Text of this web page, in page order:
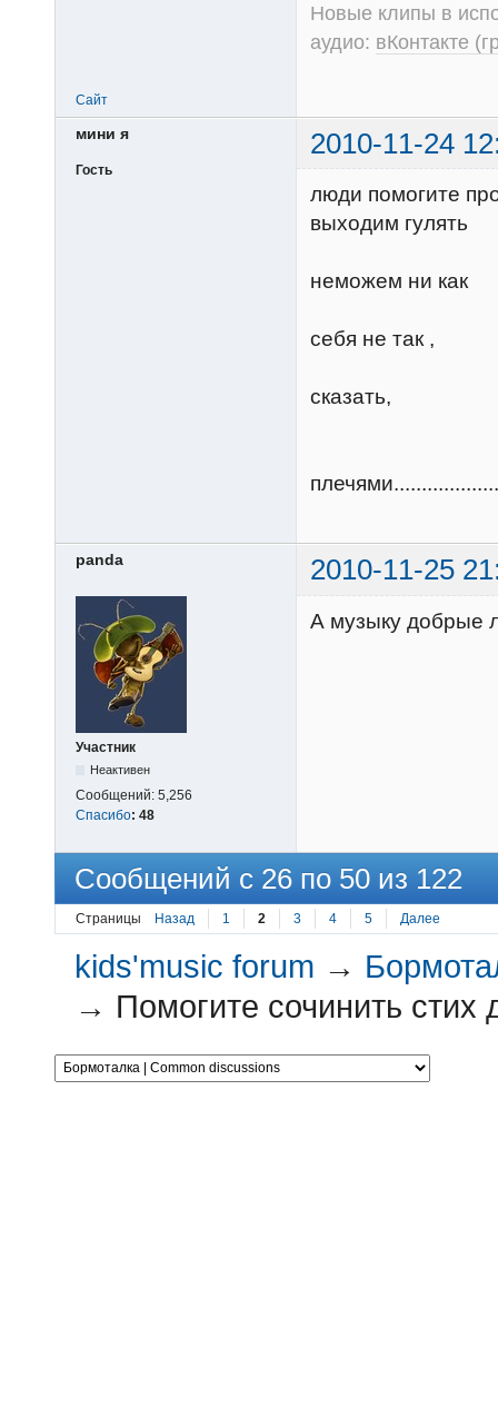
Новые клипы в
аудио: вКонтакте
Сайт
мини я 2010-11-24
Гость
люди
выходим гулять
себя не так ,
сказать,
panda 2010-11-25
Участник
Неактивен
Сообщений: 5,256
Спасибо: 48
А музыку добрые
Сообщений с 26 по 50 из 122
Страницы Назад 1 2 3 4 5 Далее
kids'music forum →
→ Помогите сочинить стих